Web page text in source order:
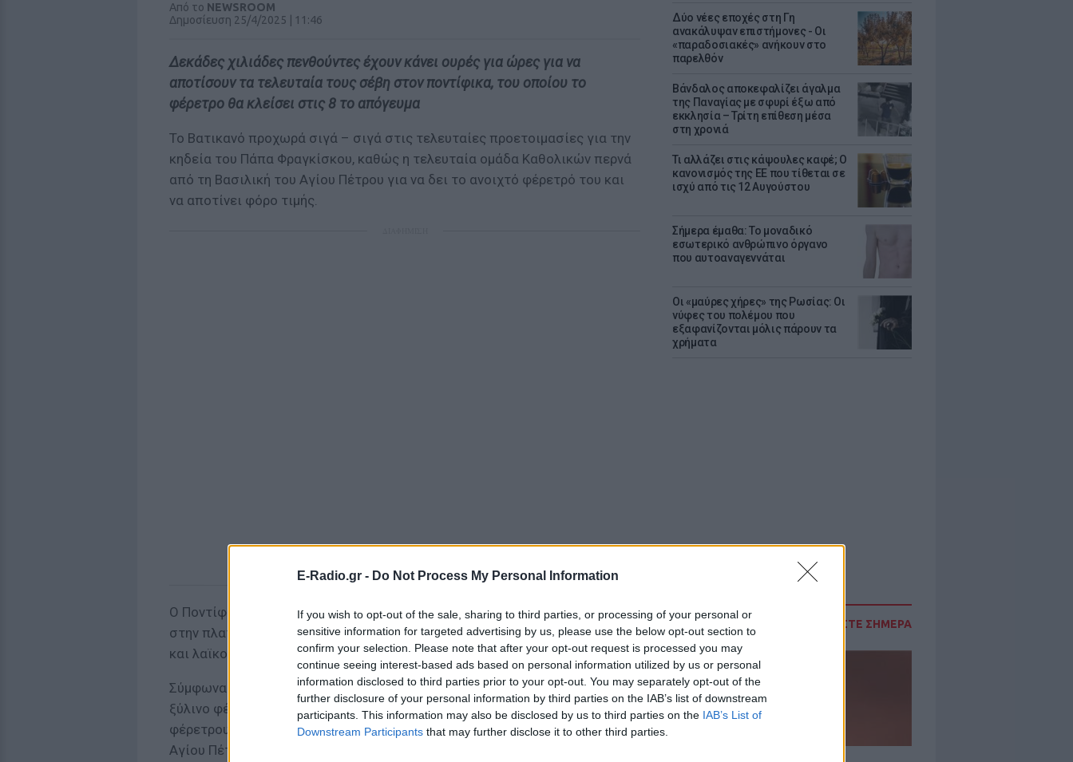
E-Radio.gr - Do Not Process My Personal Information
If you wish to opt-out of the sale, sharing to third parties, or processing of your personal or
sensitive information for targeted advertising by us, please use the below opt-out section to
confirm your selection. Please note that after your opt-out request is processed you may
continue seeing interest-based ads based on personal information utilized by us or personal
information disclosed to third parties prior to your opt-out. You may separately opt-out of the
further disclosure of your personal information by third parties on the IAB’s list of downstream
participants. This information may also be disclosed by us to third parties on the IAB’s List of
Downstream Participants that may further disclose it to other third parties.
Δύο νέες εποχές στη Γη
ανακάλυψαν επιστήμονες - Oι
«παραδοσιακές» ανήκουν στο
παρελθόν
Βάνδαλος αποκεφαλίζει άγαλμα
της Παναγίας με σφυρί έξω από
εκκλησία – Τρίτη επίθεση μέσα
στη χρονιά
Τι αλλάζει στις κάψουλες καφέ; Ο
κανονισμός της ΕΕ που τίθεται σε
ισχύ από τις 12 Αυγούστου
Σήμερα έμαθα: Το μοναδικό
εσωτερικό ανθρώπινο όργανο
που αυτοαναγεννάται
Οι «μαύρες χήρες» της Ρωσίας: Οι
νύφες του πολέμου που
εξαφανίζονται μόλις πάρουν τα
χρήματα
ΔΙΑΒΑΣΤΕ ΣΗΜΕΡΑ
Από το NEWSROOM
Δημοσίευση 25/4/2025 | 11:46
Δεκάδες χιλιάδες πενθούντες έχουν κάνει ουρές για ώρες για να
αποτίσουν τα τελευταία τους σέβη στον ποντίφικα, του οποίου το
φέρετρο θα κλείσει στις 8 το απόγευμα
Το Βατικανό προχωρά σιγά – σιγά στις τελευταίες προετοιμασίες για την
κηδεία του Πάπα Φραγκίσκου, καθώς η τελευταία ομάδα Καθολικών περνά
από τη Βασιλική του Αγίου Πέτρου για να δει το ανοιχτό φέρετρό του και
να αποτίνει φόρο τιμής.
Ο Ποντίφικας θα κηδευτεί στις 10 το πρωί του Σαββάτου (26.04.2025)
στην πλατεία του Αγίου Πέτρου, μετά από τρεις ημέρες δημόσιας προβολής
και λαϊκού προσκυνήματος.
Σύμφωνα με τις επιθυμίες του, ο Πάπας Φραγκίσκος θα ταφεί σε ένα απλό
ξύλινο φέρετρο, εγκαταλείποντας την παραδοσιακή διάταξη τριπλού
φέρετρου. Πάνω από 128.000 άνθρωποι συγκεντρώθηκαν στη Βασιλική του
Αγίου Πέτρου από την Τετάρτη, με το Βατικανό να κρατά τις πόρτες του